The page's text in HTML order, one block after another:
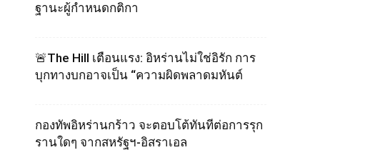
ฐานะผู้กำหนดกติกา
🚨The Hill เตือนแรง: อิหร่านไม่ใช่อิรัก การ
บุกทางบกอาจเป็น “ความผิดพลาดมหันต์
กองทัพอิหร่านกร้าว จะตอบโต้ทันทีต่อการรุก
รานใดๆ จากสหรัฐฯ-อิสราเอล